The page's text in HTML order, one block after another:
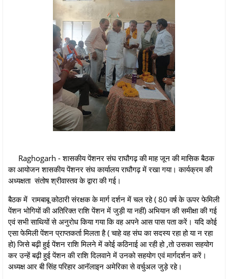
Raghogarh - शासकीय पेंशनर संघ राघौगढ़ की माह जून की मासिक बैठक
का आयोजन शासकीय पेंशनर संघ कार्यालय राघौगढ़ में रखा गया। कार्यक्रम की
अध्यक्षता संतोष श्रीवास्तव के द्वारा की गई।
बैठक में रामबाबू कोठारी संरक्षक के मार्ग दर्शन में चल रहे ( 80 वर्ष के ऊपर फेमिली
पेंशन भोगियों की अतिरिक्त राशि पेंशन में जुड़ी या नहीं) अभियान की समीक्षा की गई
एवं सभी साथियों से अनुरोध किया गया कि वह अपने आस पास पता करें। यदि कोई
एसा फेमिली पेंशन प्राप्तकर्ता मिलता है ( चाहे वह संघ का सदस्य रहा हो या न रहा
हो) जिसे बढ़ी हुई पेंशन राशि मिलने में कोई कठिनाई आ रही हो ,तो उसका सहयोग
कर उन्हें बढ़ी हुई पेंशन की राशि दिलवाने में उनको सहयोग एवं मार्गदर्शन करें।
अध्यक्ष आर बी सिंह परिहार आनॅलाइन अमेरिका से वर्चुअल जुड़े रहे।